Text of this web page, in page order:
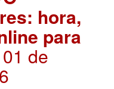
hora,
para
de